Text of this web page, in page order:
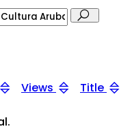
Views Title